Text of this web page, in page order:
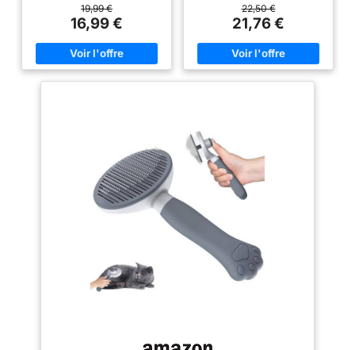
identiques, adaptés à la main
gauche comme à la main droite.
Utilisez les deux simultanément
: une main pour le toilettage de
votre chat ou chien, l'autre pour
retirer les poils du canapé ou
ÉLECTROSTATIQUE –
TOILETTAGE ET NETTOYAGE
EN UN SEUL GESTE : La paume
en tissu électrostatique capture
les poils efficacement. Passez
la paume du gant sur la fourrure
ramasse ensuite les poils sur le
canapé, le tapis, la couverture,
les vêtements, les meubles, les
19,99 €
16,99 €
avec un cœur très absorbant
qui transforme le liquide en gel
à son contact Surface à
séchage rapide avec substance
attractive permettant
d’apprendre la propreté aux
idéale pour apprendre aux
chiots à devenir propres, aider
les chiens âgés souffrant
d’incontinence et comme
accessoire d’appoint lorsque le
chien ne peut pas sortir
Les protections de taille
classique mesurent 56 x 56 cm
(L x l). Le cœur fait 48 x 48 cm
(L x l) avec une bordure en
plastique de 4 cm de chaque
côté pour retenir les liquides
22,50 €
21,76 €